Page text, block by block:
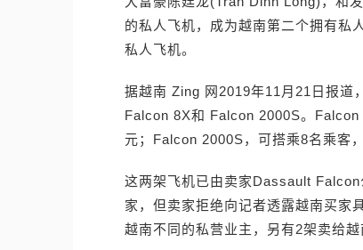
的私人飞机，成为越南第二个拥有私
私人飞机。
据越南 Zing 网2019年11月21日报道
Falcon 8X和 Falcon 2000S。
元；Falcon 2000S，可搭乘8名乘客
这两架飞机已由卖家Dassault
家，但卖家拒绝向记者透露越南买家
越南不同的私营业主，另有2架卖给